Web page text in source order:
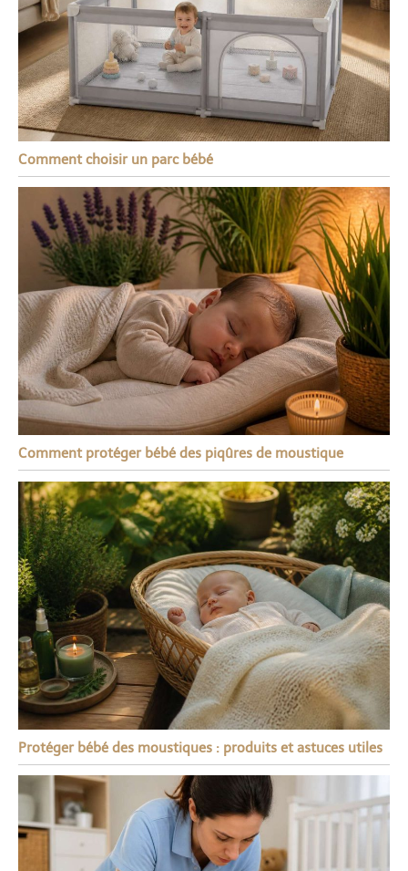
Comment choisir un parc bébé
Comment protéger bébé des piqûres de moustique
Protéger bébé des moustiques : produits et astuces utiles